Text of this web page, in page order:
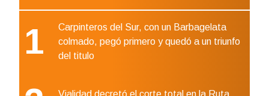
1
Carpinteros del Sur, con un Barbagelata
colmado, pegó primero y quedó a un triunfo
del titulo